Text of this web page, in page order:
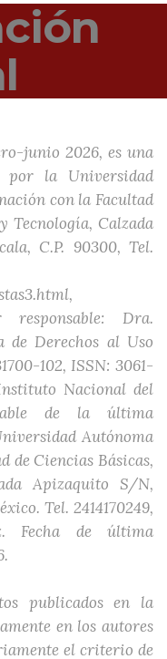
junio 2026, es una
por la Universidad
con la Facultad
Tecnología, Calzada
C.P. 90300, Tel.
responsable: Dra.
de Derechos al Uso
102, ISSN: 3061-
Nacional del
de la última
Autónoma
de Ciencias Básicas,
Apizaquito S/N,
Tel. 2414170249,
Fecha de última
publicados en la
en los autores
el criterio de